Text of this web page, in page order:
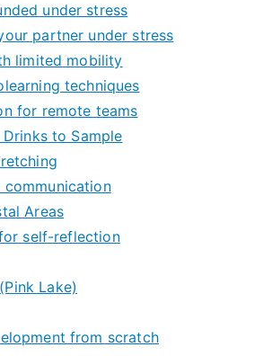
under stress
partner under stress
limited mobility
techniques
for remote teams
to Sample
Areas
self-reflection
Lake)
from scratch